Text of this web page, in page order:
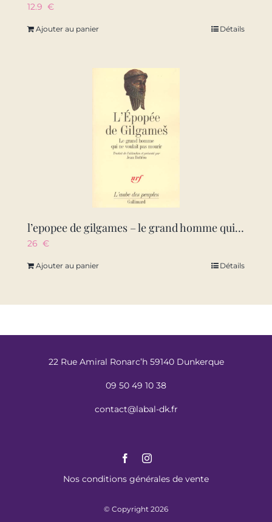
12.9 €
Ajouter au panier Détails
l’epopee de gilgames – le grand homme qui ne voulait pas mourir
26 €
Ajouter au panier Détails
22 Rue Amiral Ronarc’h 59140 Dunkerque
09 50 49 10 38
contact@labal-dk.fr
Nos conditions générales de vente
© Copyright 2026